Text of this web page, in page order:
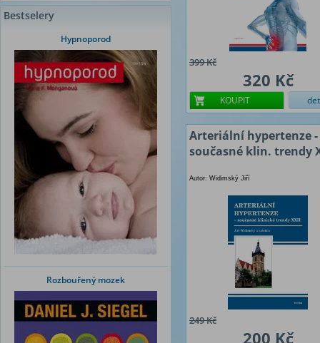
Bestselery
Hypnoporod
Rozbouřený mozek
399 Kč
320 Kč
KOUPIT
Arteriální hypertenze -
současné klin. trendy
Autor: Widimský Jiří
249 Kč
200 Kč